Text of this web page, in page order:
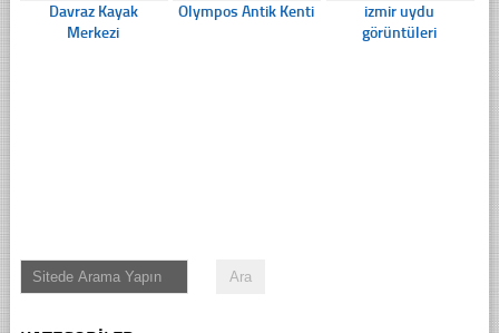
Davraz Kayak
Merkezi
Olympos Antik Kenti
izmir uydu
görüntüleri